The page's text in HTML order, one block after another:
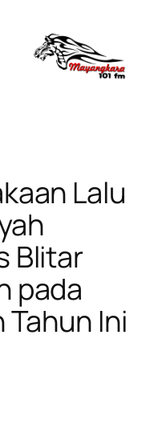
Lalu
Blitar
pada
Tahun Ini